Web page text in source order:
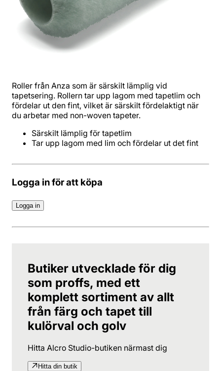
Roller från Anza som är särskilt lämplig vid
tapetsering. Rollern tar upp lagom med tapetlim och
fördelar ut den fint, vilket är särskilt fördelaktigt när
du arbetar med non-woven tapeter.
Tar upp lagom med lim och fördelar ut det fint
Logga in för att köpa
Logga in
Butiker utvecklade för dig
som proffs, med ett
komplett sortiment av allt
från färg och tapet till
kulörval och golv
Hitta Alcro Studio-butiken närmast dig
Hitta din butik